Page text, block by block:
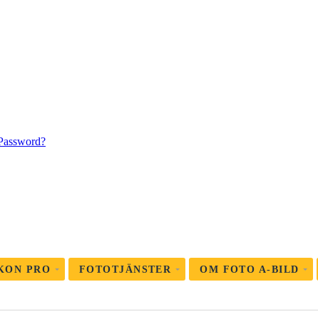
PRO FOTOTJÄNSTER OM FOTO A-BILD